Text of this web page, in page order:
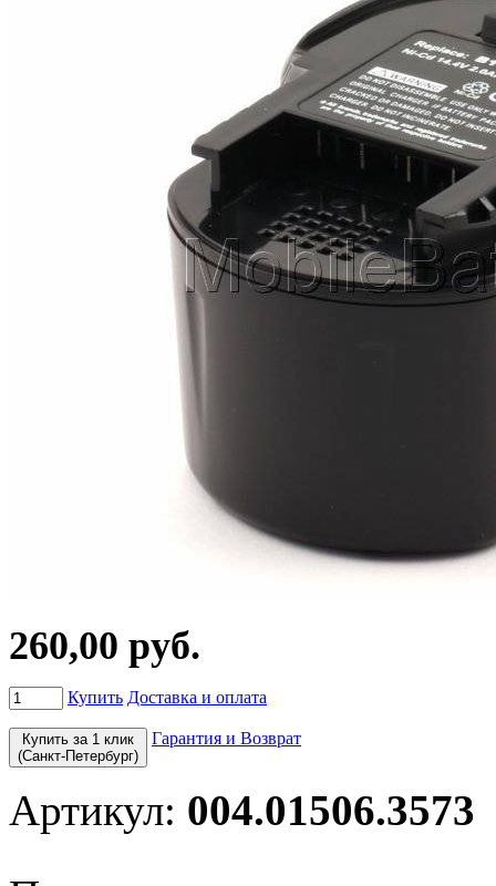
260,00 руб.
Купить Доставка и оплата
Купить за 1 клик
(Санкт-Петербург)
Гарантия и Возврат
Артикул: 004.01506.3573